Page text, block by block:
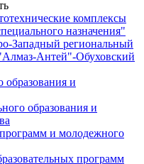
комплексы
назначения"
Западный региональный
Антей"-Обуховский
образования и
образования и
и молодежного
программ